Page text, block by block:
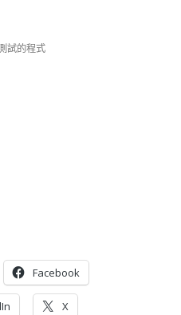
試的程式
Facebook
X